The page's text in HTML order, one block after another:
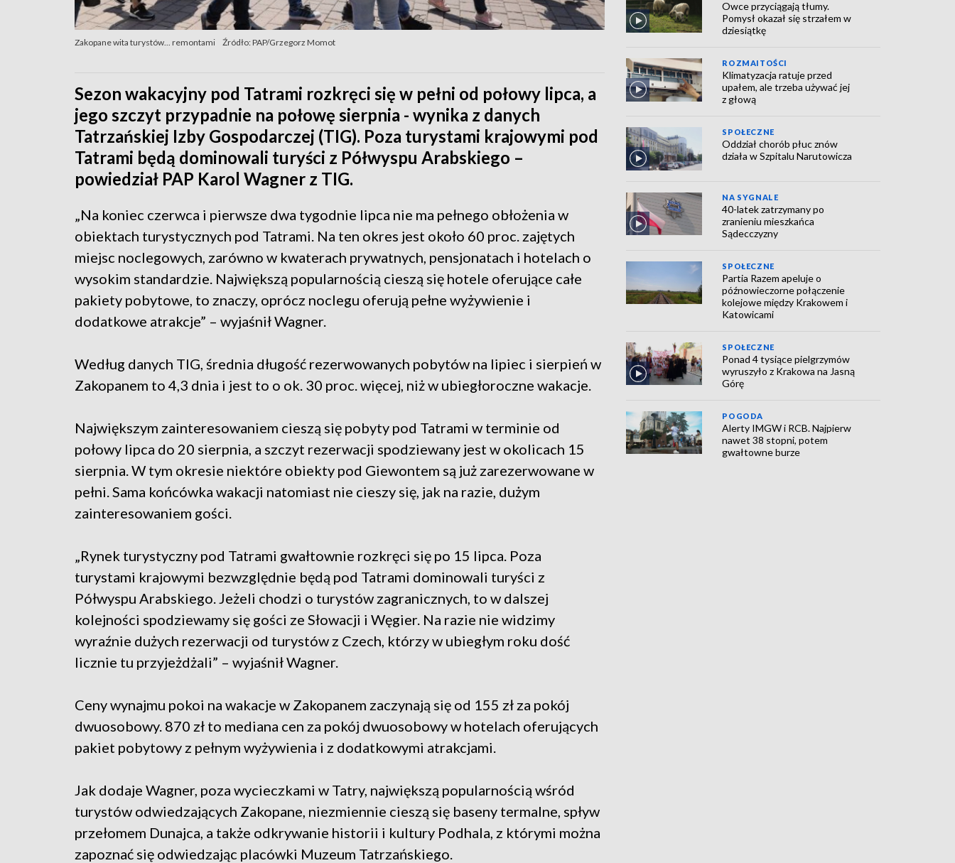
Zakopane wita turystów... remontami Źródło: PAP/Grzegorz Momot
Sezon wakacyjny pod Tatrami rozkręci się w pełni od połowy lipca, a
jego szczyt przypadnie na połowę sierpnia - wynika z danych
Tatrzańskiej Izby Gospodarczej (TIG). Poza turystami krajowymi pod
Tatrami będą dominowali turyści z Półwyspu Arabskiego –
powiedział PAP Karol Wagner z TIG.
„Na koniec czerwca i pierwsze dwa tygodnie lipca nie ma pełnego obłożenia w
obiektach turystycznych pod Tatrami. Na ten okres jest około 60 proc. zajętych
miejsc noclegowych, zarówno w kwaterach prywatnych, pensjonatach i hotelach o
wysokim standardzie. Największą popularnością cieszą się hotele oferujące całe
pakiety pobytowe, to znaczy, oprócz noclegu oferują pełne wyżywienie i
dodatkowe atrakcje” – wyjaśnił Wagner.
Według danych TIG, średnia długość rezerwowanych pobytów na lipiec i sierpień w
Zakopanem to 4,3 dnia i jest to o ok. 30 proc. więcej, niż w ubiegłoroczne wakacje.
Największym zainteresowaniem cieszą się pobyty pod Tatrami w terminie od
połowy lipca do 20 sierpnia, a szczyt rezerwacji spodziewany jest w okolicach 15
sierpnia. W tym okresie niektóre obiekty pod Giewontem są już zarezerwowane w
pełni. Sama końcówka wakacji natomiast nie cieszy się, jak na razie, dużym
zainteresowaniem gości.
„Rynek turystyczny pod Tatrami gwałtownie rozkręci się po 15 lipca. Poza
turystami krajowymi bezwzględnie będą pod Tatrami dominowali turyści z
Półwyspu Arabskiego. Jeżeli chodzi o turystów zagranicznych, to w dalszej
kolejności spodziewamy się gości ze Słowacji i Węgier. Na razie nie widzimy
wyraźnie dużych rezerwacji od turystów z Czech, którzy w ubiegłym roku dość
licznie tu przyjeżdżali” – wyjaśnił Wagner.
Ceny wynajmu pokoi na wakacje w Zakopanem zaczynają się od 155 zł za pokój
dwuosobowy. 870 zł to mediana cen za pokój dwuosobowy w hotelach oferujących
pakiet pobytowy z pełnym wyżywienia i z dodatkowymi atrakcjami.
Jak dodaje Wagner, poza wycieczkami w Tatry, największą popularnością wśród
turystów odwiedzających Zakopane, niezmiennie cieszą się baseny termalne, spływ
przełomem Dunajca, a także odkrywanie historii i kultury Podhala, z którymi można
zapoznać się odwiedzając placówki Muzeum Tatrzańskiego.
Owce przyciągają tłumy.
Pomysł okazał się strzałem w
dziesiątkę
ROZMAITOŚCI
Klimatyzacja ratuje przed
upałem, ale trzeba używać jej
z głową
SPOŁECZNE
Oddział chorób płuc znów
działa w Szpitalu Narutowicza
NA SYGNALE
40-latek zatrzymany po
zranieniu mieszkańca
Sądecczyzny
SPOŁECZNE
Partia Razem apeluje o
późnowieczorne połączenie
kolejowe między Krakowem i
Katowicami
SPOŁECZNE
Ponad 4 tysiące pielgrzymów
wyruszyło z Krakowa na Jasną
Górę
POGODA
Alerty IMGW i RCB. Najpierw
nawet 38 stopni, potem
gwałtowne burze